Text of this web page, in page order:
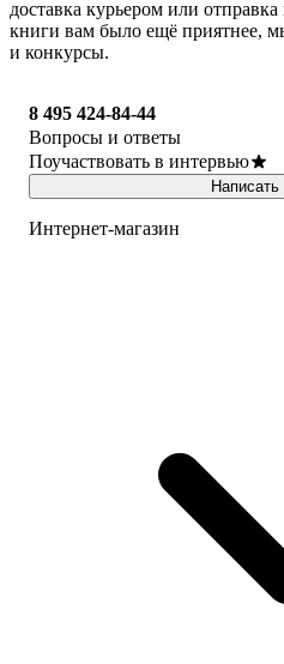
доставка курьером или
книги вам было ещё приятнее,
и конкурсы.
8 495 424-84-44
Вопросы и ответы
Поучаствовать в интервью
Интернет-магазин